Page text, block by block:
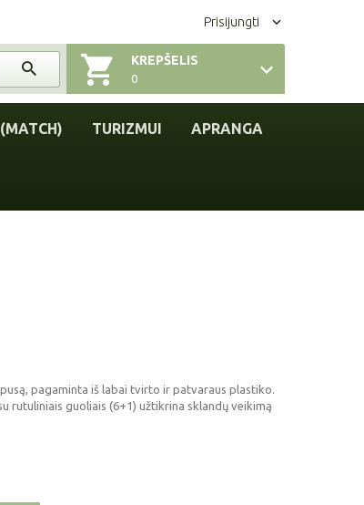
Prisijungti
KREPŠELIS
0
TURIZMUI APRANGA
pagaminta iš labai tvirto ir patvaraus plastiko.
rutuliniais guoliais (6+1) užtikrina sklandų veikimą